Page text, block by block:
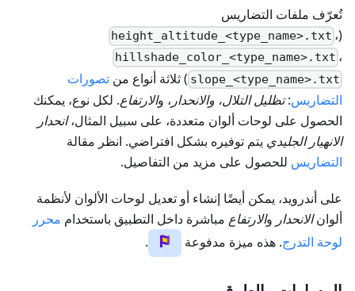
تُعرّف ملفات التضاريس
(
height_altitude_<type_name>.txt ،
hillshade_color_<type_name>.txt ،
slope_<type_name>.txt ) ثلاثة أنواع منتصورات
التضاريس:تظليل التلال، والانحدار ، والارتفاع. لكل نوع، يمكنك
الحصول على لوحات ألوان متعددة، على سبيل المثال،انحدار
الانهيار الجليدي يتم توفيره بشكل افتراضي. انظر مقالة
التضاريس للحصول على مزيد من التفاصيل.
على أندرويد، يمكن أيضًا إنشاء أو تعديل لوحات الألوان لأنظمة
ألوانالانحدار والارتفاع مباشرة داخل التطبيق باستخدام محرر
لوحة التدرج. هذه ميزة مدفوعة .